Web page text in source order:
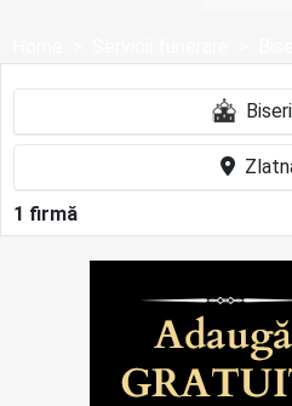
1 firmă